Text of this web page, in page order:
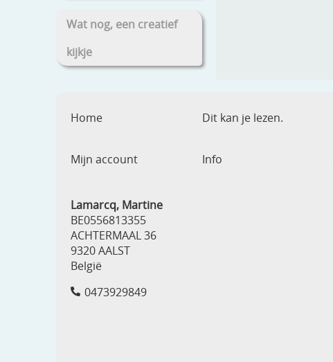
Wat nog, een creatief
kijkje
Home Dit kan je lezen.
Mijn account
Info
Lamarcq, Martine
BE0556813355
ACHTERMAAL 36
9320 AALST
België
0473929849